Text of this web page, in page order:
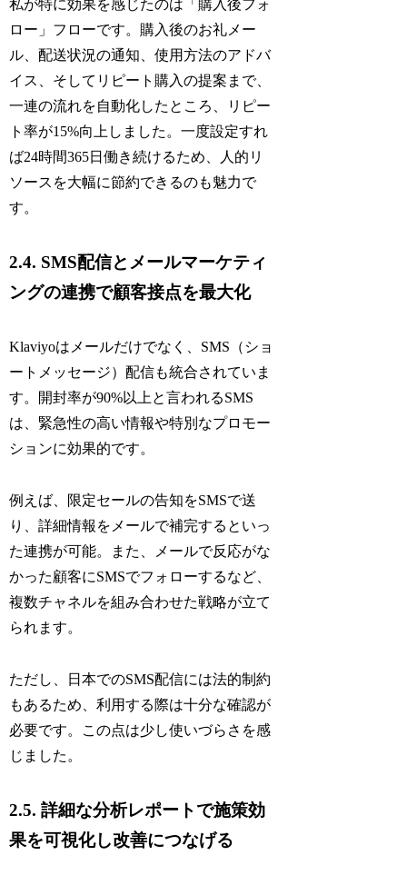
私が特に効果を感じたのは「購入後フォ
ロー」フローです。購入後のお礼メー
ル、配送状況の通知、使用方法のアドバ
イス、そしてリピート購入の提案まで、
一連の流れを自動化したところ、リピー
ト率が15%向上しました。一度設定すれ
ば24時間365日働き続けるため、人的リ
ソースを大幅に節約できるのも魅力で
す。
2.4. SMS配信とメールマーケティ
ングの連携で顧客接点を最大化
Klaviyoはメールだけでなく、SMS（ショ
ートメッセージ）配信も統合されていま
す。開封率が90%以上と言われるSMS
は、緊急性の高い情報や特別なプロモー
ションに効果的です。
例えば、限定セールの告知をSMSで送
り、詳細情報をメールで補完するといっ
た連携が可能。また、メールで反応がな
かった顧客にSMSでフォローするなど、
複数チャネルを組み合わせた戦略が立て
られます。
ただし、日本でのSMS配信には法的制約
もあるため、利用する際は十分な確認が
必要です。この点は少し使いづらさを感
じました。
2.5. 詳細な分析レポートで施策効
果を可視化し改善につなげる